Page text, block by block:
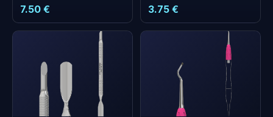
7.50 €
часть лопатки
3.75 €
+
Копите и экономьте на